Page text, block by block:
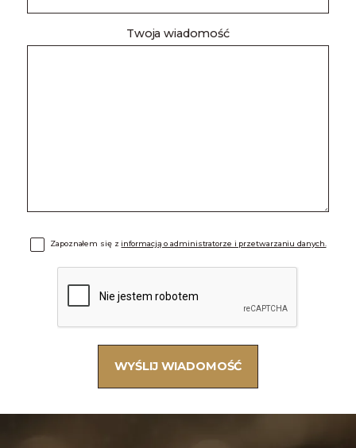
Twoja wiadomość
Zapoznałem się zinformacją o administratorze i przetwarzaniu danych.